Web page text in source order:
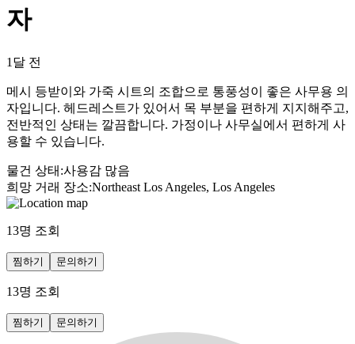
자
1달 전
메시 등받이와 가죽 시트의 조합으로 통풍성이 좋은 사무용 의
자입니다. 헤드레스트가 있어서 목 부분을 편하게 지지해주고,
전반적인 상태는 깔끔합니다. 가정이나 사무실에서 편하게 사
용할 수 있습니다.
물건 상태 :사용감 많음
희망 거래 장소:Northeast Los Angeles, Los Angeles
13명 조회
찜하기 문의하기
13명 조회
찜하기 문의하기